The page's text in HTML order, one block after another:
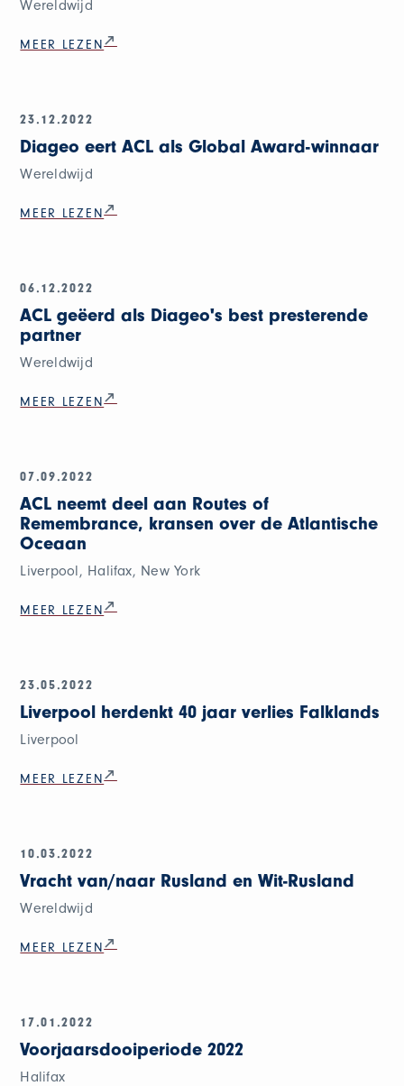
Wereldwijd
MEER LEZEN
23.12.2022
Diageo eert ACL als Global Award-winnaar
Wereldwijd
MEER LEZEN
06.12.2022
ACL geëerd als Diageo's best presterende
partner
Wereldwijd
MEER LEZEN
07.09.2022
ACL neemt deel aan Routes of
Remembrance, kransen over de Atlantische
Oceaan
Liverpool, Halifax, New York
MEER LEZEN
23.05.2022
Liverpool herdenkt 40 jaar verlies Falklands
Liverpool
MEER LEZEN
10.03.2022
Vracht van/naar Rusland en Wit-Rusland
Wereldwijd
MEER LEZEN
17.01.2022
Voorjaarsdooiperiode 2022
Halifax